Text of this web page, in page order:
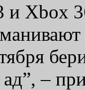
и Xbox
ад”, –